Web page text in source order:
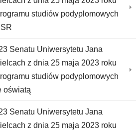
studiów podyplomowych
Senatu Uniwersytetu Jana
z dnia 25 maja 2023 roku
studiów podyplomowych
oświatą
Senatu Uniwersytetu Jana
z dnia 25 maja 2023 roku